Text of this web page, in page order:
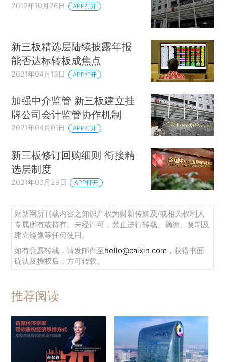
2019年10月26日 APP打开
新三板精选层陆续披露年报
能否达标转板成焦点
2021年04月13日 APP打开
加强中介监管 新三板建立挂
牌公司会计监管协作机制
2021年04月01日 APP打开
新三板修订回购细则 衔接精
选层制度
2021年03月29日 APP打开
财新网所刊载内容之知识产权为财新传媒及/或相关权利人
专属所有或持有。未经许可，禁止进行转载、摘编、复制及
建立镜像等任何使用。
如有意愿转载，请发邮件至hello@caixin.com ，获得书面
确认及授权后，方可转载。
推荐阅读